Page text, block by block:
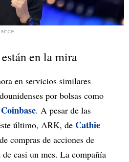
en la mira
en servicios similares
por bolsas como
Coinbase. A pesar de las
último, ARK, de Cathie
compras de acciones de
de casi un mes. La compañía